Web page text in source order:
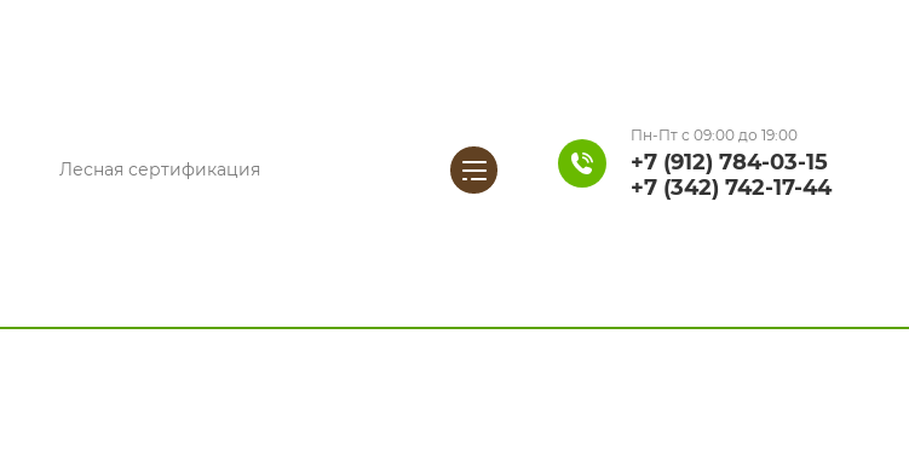
Лесная сертификация ...
Пн-Пт с 09:00 до 19:00
+7 (912) 784-03-15
+7 (342) 742-17-44